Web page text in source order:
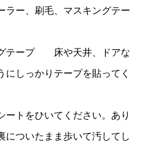
ラー、刷毛、マスキングテー
グテープ 床や天井、ドアな
にしっかりテープを貼ってく
ートをひいてください。あり
についたまま歩いて汚してし